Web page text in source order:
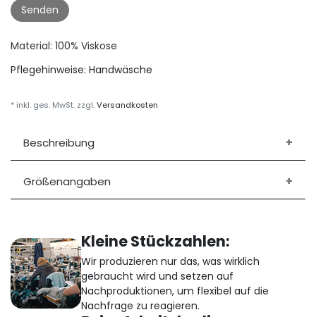
Senden
Material: 100% Viskose
Pflegehinweise: Handwäsche
* inkl. ges. MwSt. zzgl.Versandkosten
Beschreibung
Größenangaben
Kleine Stückzahlen:
Wir produzieren nur das, was wirklich
gebraucht wird und setzen auf
Nachproduktionen, um flexibel auf die
Nachfrage zu reagieren.